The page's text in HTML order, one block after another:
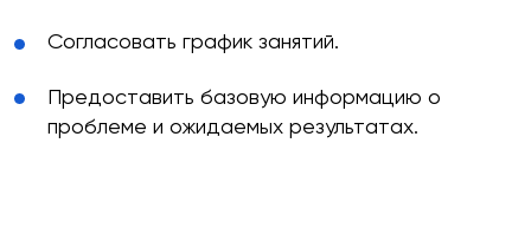
Согласовать график занятий.
Предоставить базовую информацию о
проблеме и ожидаемых результатах.